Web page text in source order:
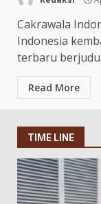
Cakrawala
Indonesia
terbaru
Read More
TIME LINE